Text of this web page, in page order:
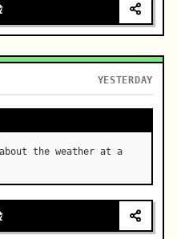
YESTERDAY
the weather at a